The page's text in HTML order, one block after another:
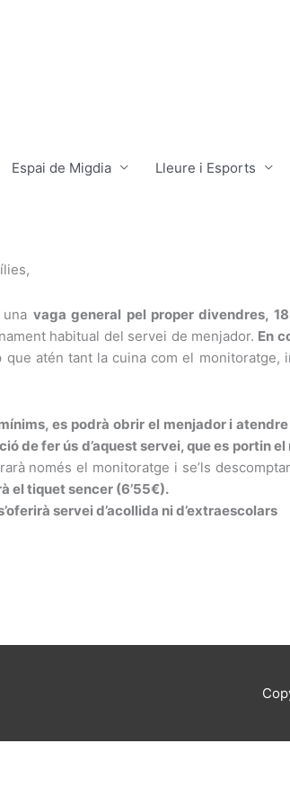
Espai de Migdia Lleure i Esports
vaga general pel proper divendres, 18
habitual del servei de menjador. En
que atén tant la cuina com el monitoratge,
es podrà obrir el menjador i
de fer ús d’aquest servei, que es portin
només el monitoratge i se’ls
el tiquet sencer (6’55€).
servei d’acollida ni d’extraescolars